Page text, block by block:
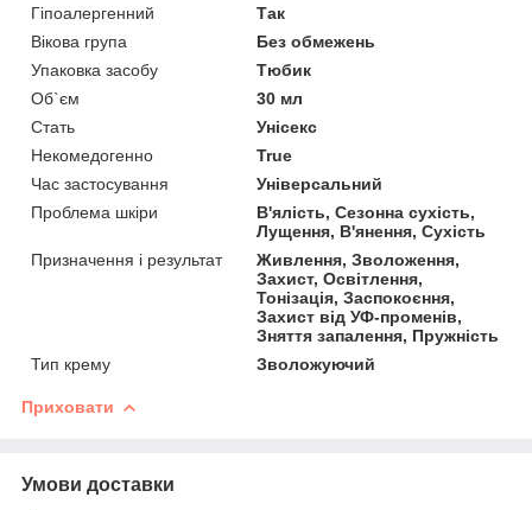
Гіпоалергенний
Так
Вікова група
Без обмежень
Упаковка засобу
Тюбик
Об`єм
30 мл
Стать
Унісекс
Некомедогенно
True
Час застосування
Універсальний
Проблема шкіри
В'ялість, Сезонна сухість,
Лущення, В'янення, Сухість
Призначення і результат
Живлення, Зволоження,
Захист, Освітлення,
Тонізація, Заспокоєння,
Захист від УФ-променів,
Зняття запалення, Пружність
Тип крему
Зволожуючий
Приховати
Умови доставки